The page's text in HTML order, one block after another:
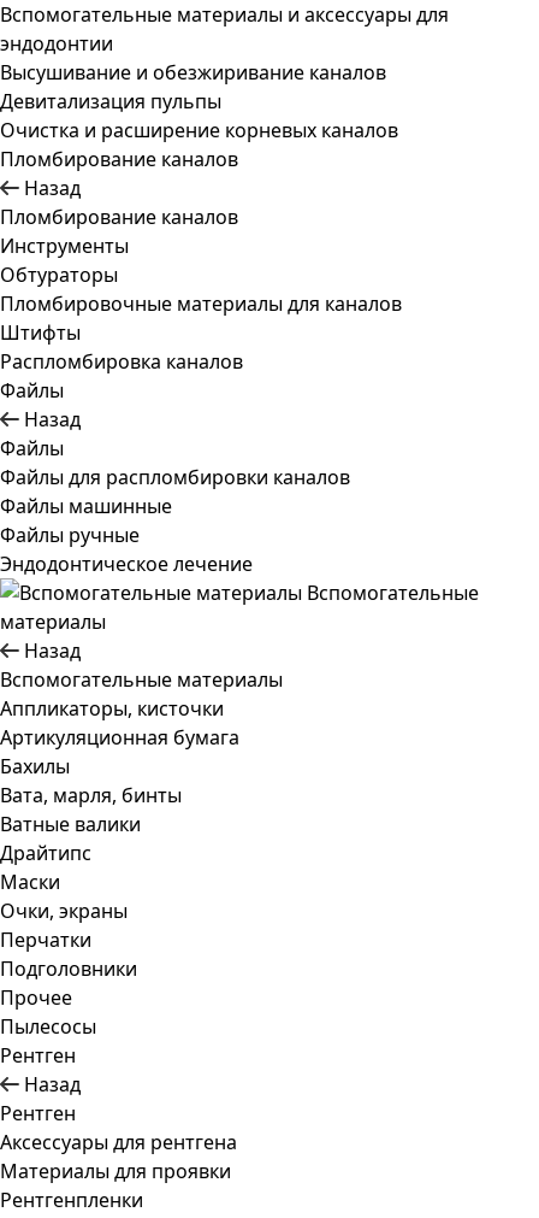
Вспомогательные материалы и аксессуары для
эндодонтии
Высушивание и обезжиривание каналов
Девитализация пульпы
Очистка и расширение корневых каналов
Пломбирование каналов
Назад
Пломбирование каналов
Инструменты
Обтураторы
Пломбировочные материалы для каналов
Штифты
Распломбировка каналов
Файлы
Назад
Файлы
Файлы для распломбировки каналов
Файлы машинные
Файлы ручные
Эндодонтическое лечение
Вспомогательные
материалы
Назад
Вспомогательные материалы
Аппликаторы, кисточки
Артикуляционная бумага
Бахилы
Вата, марля, бинты
Ватные валики
Драйтипс
Маски
Очки, экраны
Перчатки
Подголовники
Прочее
Пылесосы
Рентген
Назад
Рентген
Аксессуары для рентгена
Материалы для проявки
Рентгенпленки